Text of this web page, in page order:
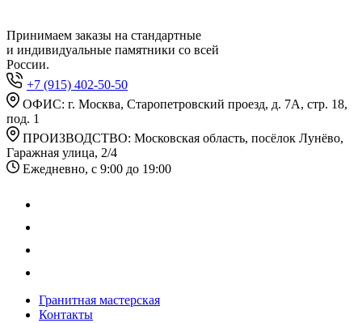
Принимаем заказы на стандартные
и индивидуальные памятники со всей
России.
+7 (915) 402-50-50
ОФИС: г. Москва, Старопетровский проезд, д. 7А, стр. 18,
под. 1
ПРОИЗВОДСТВО: Московская область, посёлок Лунёво,
Гаражная улица, 2/4
Ежедневно, с 9:00 до 19:00
Гранитная мастерская
Контакты